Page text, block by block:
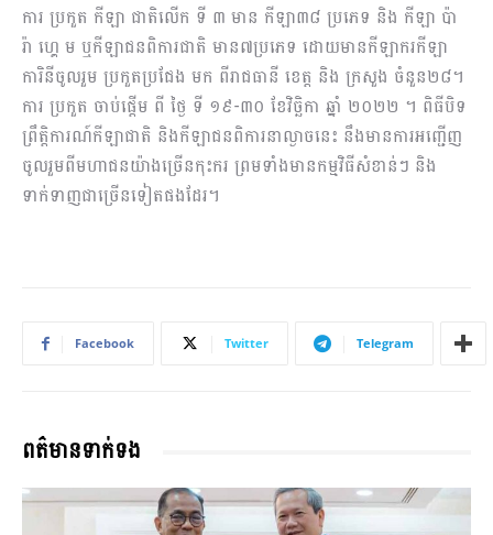
ការ ប្រកួត កីឡា ជាតិលើក ទី ៣ មាន កីឡា៣៨ ប្រភេទ និង កីឡា ប៉ា
រ៉ា ហ្គេ ម ឬកីឡាជនពិការជាតិ មាន៧ប្រភេទ ដោយមានកីឡាករកីឡា
ការិនីចូលរួម ប្រកួតប្រជែង មក ពីរាជធានី ខេត្ត និង ក្រសួង ចំនួន២៨។
ការ ប្រកួត ចាប់ផ្តើម ពី ថ្ងៃ ទី ១៩-៣០ ខែវិច្ឆិកា ឆ្នាំ ២០២២ ។ ពិធីបិទ
ព្រឹត្តិការណ៍កីឡាជាតិ និងកីឡាជនពិការនាល្ងាចនេះ នឹងមានការអញ្ជើញ
ចូលរួមពីមហាជនយ៉ាងច្រើនកុះករ ព្រមទាំងមានកម្មវិធីសំខាន់ៗ និង
ទាក់ទាញជាច្រើនទៀតផងដែរ។
Facebook Twitter Telegram
ពត៌មានទាក់ទង